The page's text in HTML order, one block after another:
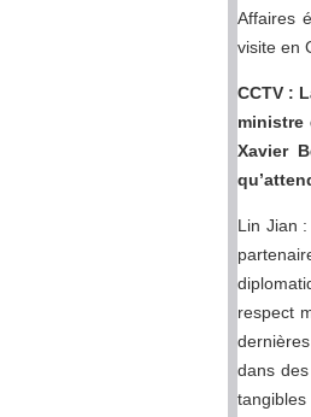
Affaires
visite en
CCTV :
ministre
Xavier
Lin Jian
respect
dans